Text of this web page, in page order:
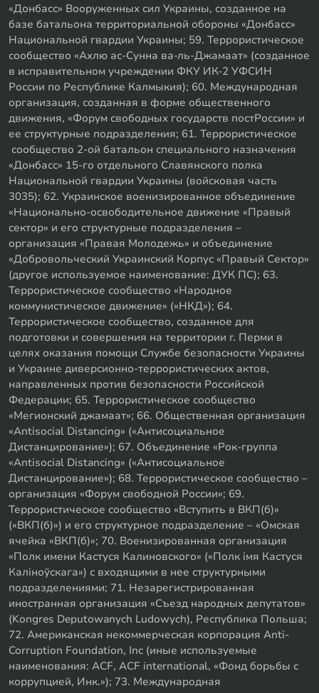
«Донбасс» Вооруженных сил Украины, созданное на
базе батальона территориальной обороны «Донбасс»
Национальной гвардии Украины; 59. Террористическое
сообщество «Ахлю ас-Сунна ва-ль-Джамаат» (созданное
в исправительном учреждении ФКУ ИК-2 УФСИН
России по Республике Калмыкия); 60. Международная
организация, созданная в форме общественного
движения, «Форум свободных государств постРоссии» и
ее структурные подразделения; 61. Террористическое
сообщество 2-ой батальон специального назначения
«Донбасс» 15-го отдельного Славянского полка
Национальной гвардии Украины (войсковая часть
3035); 62. Украинское военизированное объединение
«Национально-освободительное движение «Правый
сектор» и его структурные подразделения –
организация «Правая Молодежь» и объединение
«Добровольческий Украинский Корпус «Правый Сектор»
(другое используемое наименование: ДУК ПС); 63.
Террористическое сообщество «Народное
коммунистическое движение» («НКД»); 64.
Террористическое сообщество, созданное для
подготовки и совершения на территории г. Перми в
целях оказания помощи Службе безопасности Украины
и Украине диверсионно-террористических актов,
направленных против безопасности Российской
Федерации; 65. Террористическое сообщество
«Мегионский джамаат»; 66. Общественная организация
«Antisocial Distancing» («Антисоциальное
Дистанцирование»); 67. Объединение «Рок-группа
«Antisocial Distancing» («Антисоциальное
Дистанцирование»); 68. Террористическое сообщество –
организация «Форум свободной России»; 69.
Террористическое сообщество «Вступить в ВКП(б)»
(«ВКП(б)») и его структурное подразделение – «Омская
ячейка «ВКП(б)»; 70. Военизированная организация
«Полк имени Кастуся Калиновского» («Полк iмя Кастуся
Калiноўскага») с входящими в нее структурными
подразделениями; 71. Незарегистрированная
иностранная организация «Съезд народных депутатов»
(Kongres Deputowanych Ludowych), Республика Польша;
72. Американская некоммерческая корпорация Anti-
Corruption Foundation, Inc (иные используемые
наименования: ACF, ACF international, «Фонд борьбы с
коррупцией, Инк.»); 73. Международная